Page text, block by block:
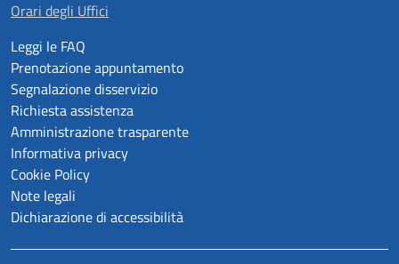
Orari degli Uffici
Leggi le FAQ
Prenotazione appuntamento
Segnalazione disservizio
Richiesta assistenza
Amministrazione trasparente
Informativa privacy
Cookie Policy
Note legali
Dichiarazione di accessibilità